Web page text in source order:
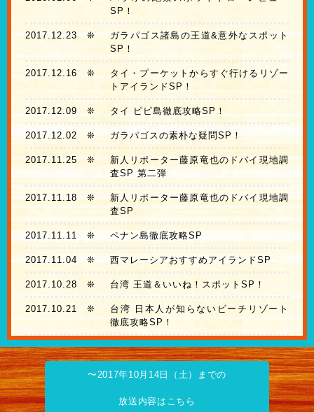
SP！
2017.12.23❊
ガラパゴス諸島の王道&意外なスポット
SP！
2017.12.16 ❊
タイ・プーケットからすぐ行けるリゾー
トアイランドSP！
2017.12.09 ❊ タイ ピピ島徹底攻略SP！
2017.12.02 ❊ ガラパゴスの素朴な疑問SP！
2017.11.25❊
新人リポーター藤原竜也のドバイ現地調
査SP 第二弾
2017.11.18❊
新人リポーター藤原竜也のドバイ現地調
査SP
2017.11.11 ❊ ペナン島徹底攻略SP
2017.11.04 ❊ 西マレーシアおすすめアイランドSP
2017.10.28 ❊ 台湾 王道＆いいね！スポットSP！
2017.10.21 ❊
台湾 日本人が知らないビーチリゾート
徹底攻略SP！
〜2017年10月14日（土）までの
放送内容はこちら